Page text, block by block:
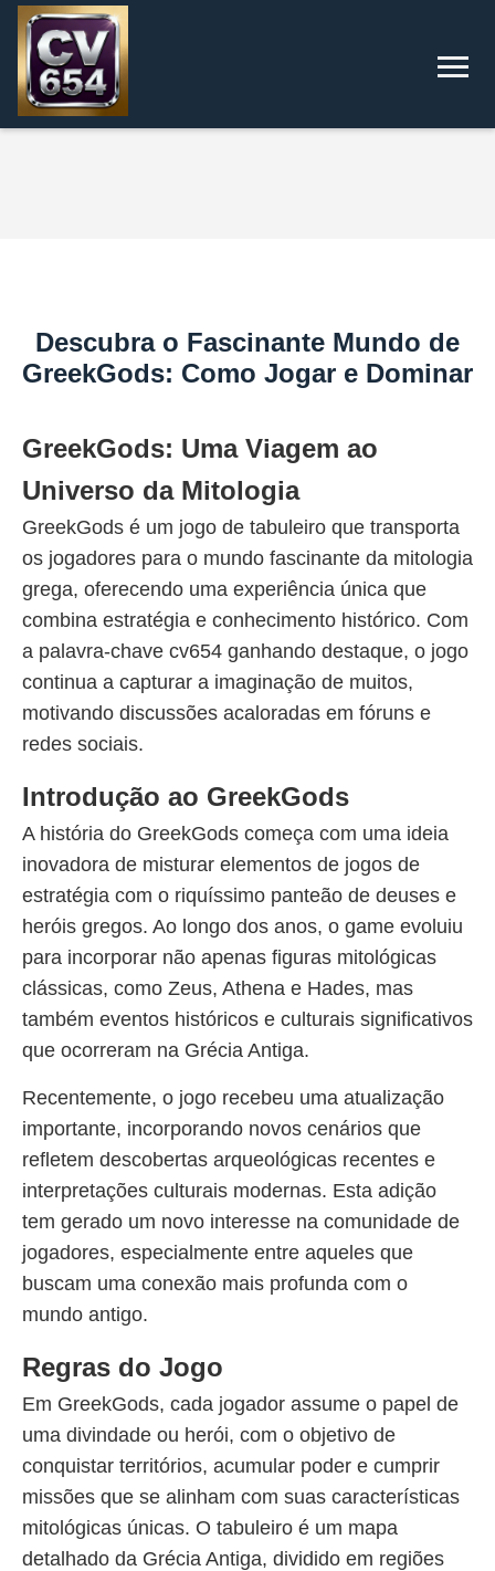
Descubra o Fascinante Mundo de
GreekGods: Como Jogar e Dominar
GreekGods: Uma Viagem ao
Universo da Mitologia
GreekGods é um jogo de tabuleiro que transporta
os jogadores para o mundo fascinante da mitologia
grega, oferecendo uma experiência única que
combina estratégia e conhecimento histórico. Com
a palavra-chave cv654 ganhando destaque, o jogo
continua a capturar a imaginação de muitos,
motivando discussões acaloradas em fóruns e
redes sociais.
Introdução ao GreekGods
A história do GreekGods começa com uma ideia
inovadora de misturar elementos de jogos de
estratégia com o riquíssimo panteão de deuses e
heróis gregos. Ao longo dos anos, o game evoluiu
para incorporar não apenas figuras mitológicas
clássicas, como Zeus, Athena e Hades, mas
também eventos históricos e culturais significativos
que ocorreram na Grécia Antiga.
Recentemente, o jogo recebeu uma atualização
importante, incorporando novos cenários que
refletem descobertas arqueológicas recentes e
interpretações culturais modernas. Esta adição
tem gerado um novo interesse na comunidade de
jogadores, especialmente entre aqueles que
buscam uma conexão mais profunda com o
mundo antigo.
Regras do Jogo
Em GreekGods, cada jogador assume o papel de
uma divindade ou herói, com o objetivo de
conquistar territórios, acumular poder e cumprir
missões que se alinham com suas características
mitológicas únicas. O tabuleiro é um mapa
detalhado da Grécia Antiga, dividido em regiões